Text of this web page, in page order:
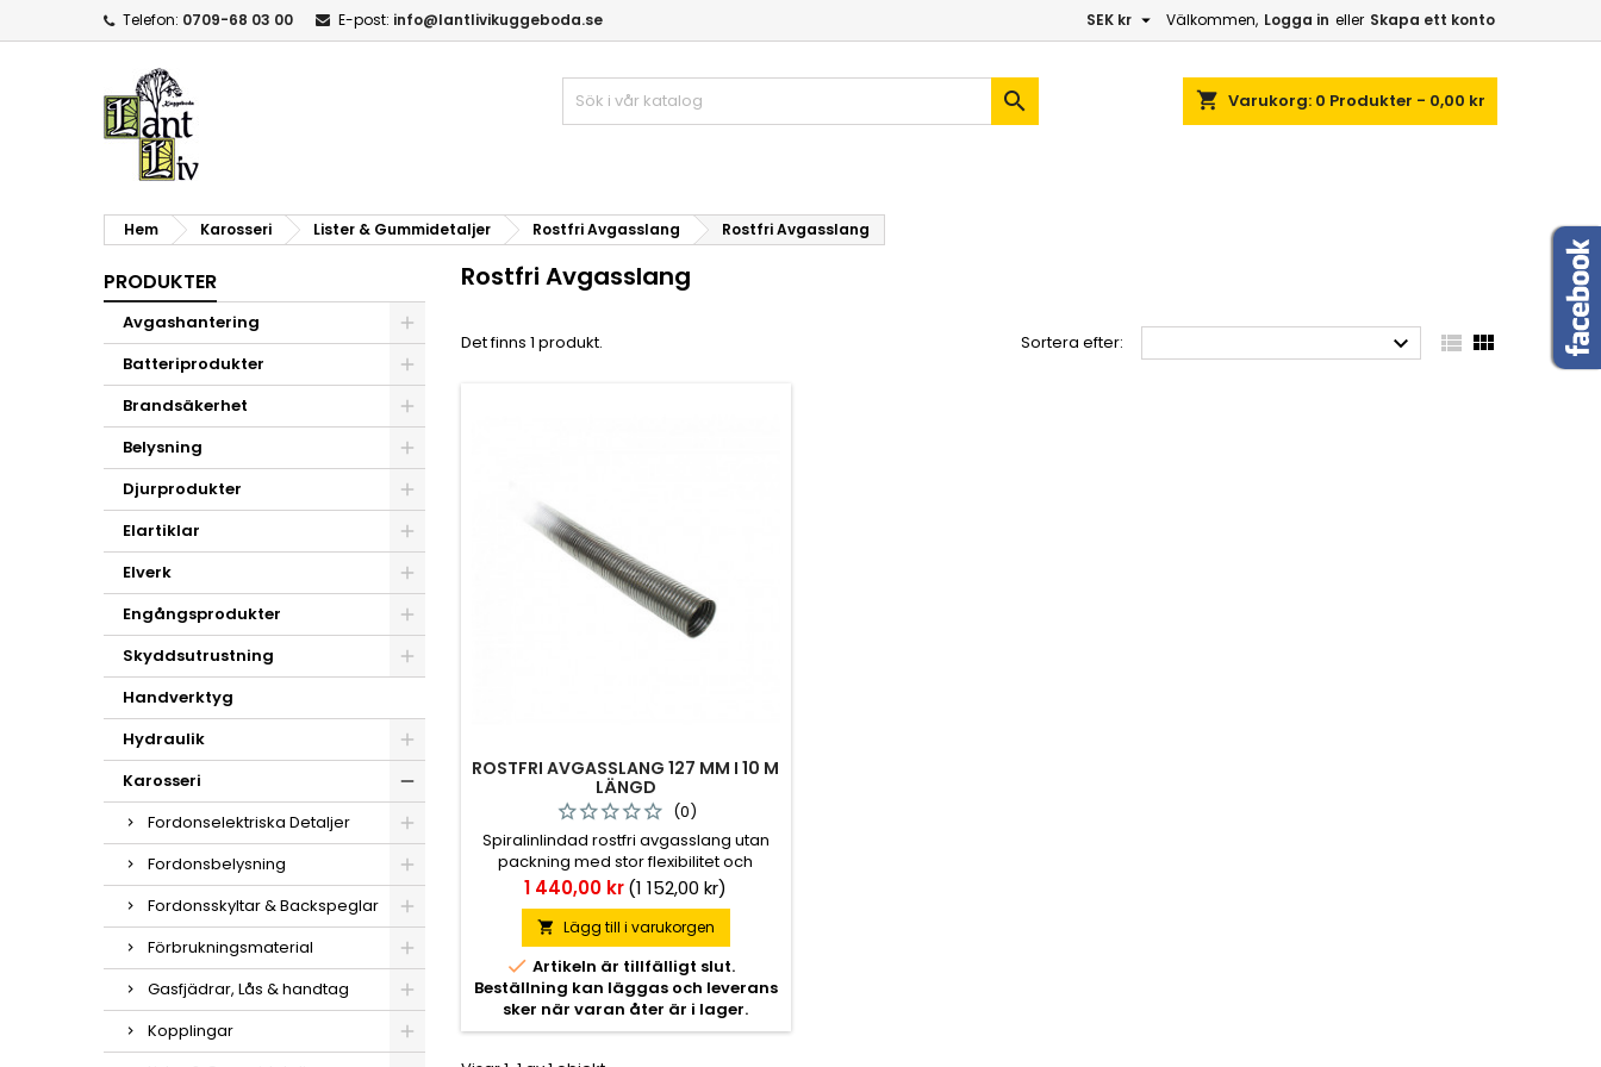
Telefon: 0709-68 03 00 E-post: info@lantlivikuggeboda.se Välkommen, Logga in eller Skapa ett konto
SEK kr 
shopping_cart Varukorg: 0 Produkter - 0,00 kr

Hem Karosseri Lister & Gummidetaljer Rostfri Avgasslang Rostfri Avgasslang
PRODUKTER
Avgashantering
Batteriprodukter
Brandsäkerhet
Belysning
Djurprodukter
Elartiklar
Elverk
Engångsprodukter
Skyddsutrustning
Handverktyg
Hydraulik
Karosseri
Fordonselektriska Detaljer
Fordonsbelysning
Fordonsskyltar & Backspeglar
Förbrukningsmaterial
Gasfjädrar, Lås & handtag
Kopplingar
Rostfri Avgasslang
Det finns 1 produkt. Sortera efter:   
ROSTFRI AVGASSLANG 127 MM I 10 M
LÄNGD
(0)
Spiralinlindad rostfri avgasslang utan
packning med stor flexibilitet och
mycket hög motståndskraft mot
vibrationer och korrosion. Enligt SIS
2320, 2333.
Pris
1 440,00 kr(1 152,00 kr)
 Lägg till i varukorgen
 Artikeln är tillfälligt slut.
Beställning kan läggas och leverans
sker när varan åter är i lager.